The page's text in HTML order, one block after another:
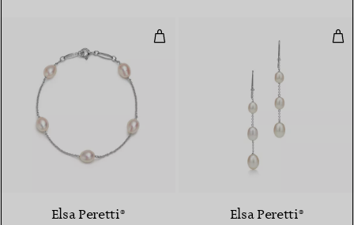
Pearls by the Yard™ Armband
Elsa Peretti® Elsa Peretti®